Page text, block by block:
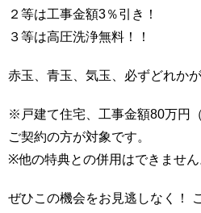
２等は工事金額3％引き！
３等は高圧洗浄無料！！
赤玉、青玉、気玉、必ずどれか
※戸建て住宅、工事金額80万円
ご契約の方が対象です。
※他の特典との併用はできません
ぜひこの機会をお見逃しなく！